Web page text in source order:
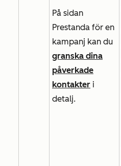
På sidan
Prestanda för en
kampanj kan du
granska dina
påverkade
kontakter i
detalj.